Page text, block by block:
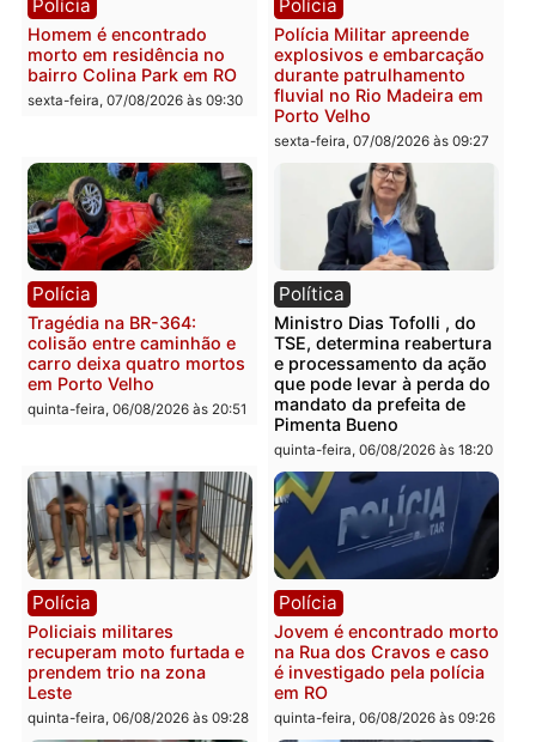
Polícia
Casal é preso pela PRF
com mais de 72 quilos de
mercúrio escondidos em
Polícia
Polícia Civil deflagra
operação contra facção
criminosa que atacava
provedores de internet
Rondônia
sexta-feira, 07/08/2026 às
Polícia
Homem é encontrado
morto em residência no
bairro Colina Park em RO
Polícia
Polícia Militar apreende
explosivos e
durante patrulhamento
fluvial no Rio Madeira em
Porto Velho
sexta-feira, 07/08/2026 às
Polícia
Tragédia na BR-364:
colisão entre caminhão e
Política
Ministro Dias Tofolli , do
TSE, determina